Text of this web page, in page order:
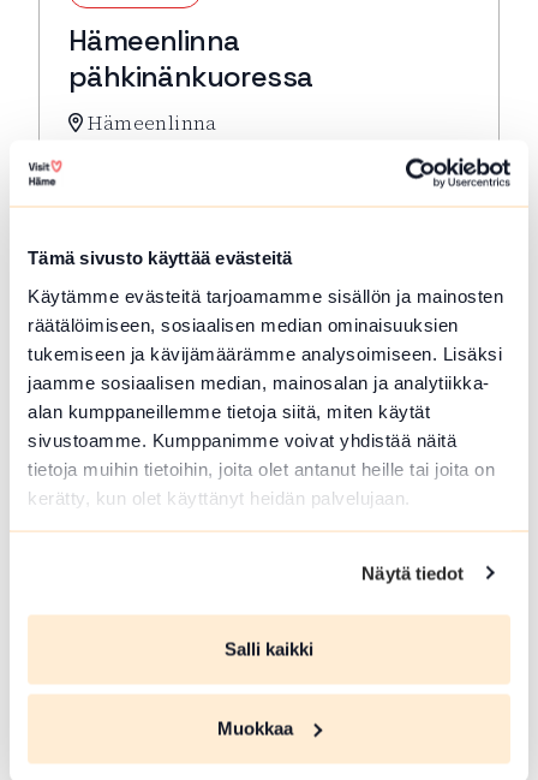
Tämä sivusto käyttää evästeitä
Käytämme evästeitä tarjoamamme sisällön ja mainosten
räätälöimiseen, sosiaalisen median ominaisuuksien
tukemiseen ja kävijämäärämme analysoimiseen. Lisäksi
jaamme sosiaalisen median, mainosalan ja analytiikka-
alan kumppaneillemme tietoja siitä, miten käytät
sivustoamme. Kumppanimme voivat yhdistää näitä
tietoja muihin tietoihin, joita olet antanut heille tai joita on
kerätty, kun olet käyttänyt heidän palvelujaan.
Näytä tiedot
Salli kaikki
Muokkaa
Hämeenlinna
pähkinänkuoressa
Hämeenlinna
Hämeenlinna pähkinänkuoressa -kompakti
kävelykierros. Lähtö: Toripuistosta kirkon
Lue lisää tapahtumasta Hämeenlinna
Hämeenlinna
pähkinänkuoressa
Hämeenlinna